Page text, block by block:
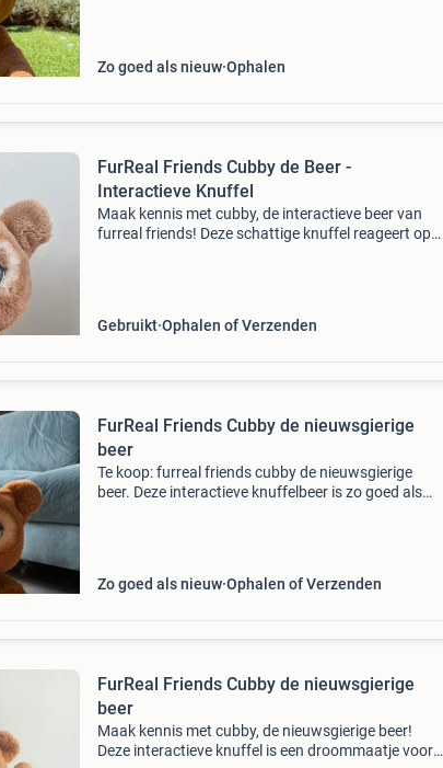
Zo goed als nieuw Ophalen
FurReal Friends Cubby de Beer -
Interactieve Knuffel
Maak kennis met cubby, de interactieve beer van
furreal friends! Deze schattige knuffel reageert op
Gebruikt Ophalen of Verzenden
FurReal Friends Cubby de nieuwsgierige
beer
Te koop: furreal friends cubby de nieuwsgierige
beer. Deze interactieve knuffelbeer is zo goed als
Zo goed als nieuw Ophalen of Verzenden
FurReal Friends Cubby de nieuwsgierige
beer
Maak kennis met cubby, de nieuwsgierige beer!
Deze interactieve knuffel is een droommaatje voor